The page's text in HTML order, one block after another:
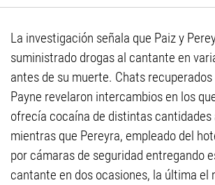
La investigación señala que Paiz y
suministrado drogas al cantante en
antes de su muerte. Chats
Payne revelaron intercambios en los
ofrecía cocaína de distintas cantidades
mientras que Pereyra, empleado del
por cámaras de seguridad entregando
cantante en dos ocasiones, la última el